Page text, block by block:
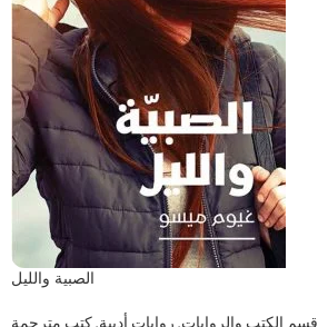
الصبية والليل
قسم الكتب والروايات, روايات أدبية,كتب مترجمة